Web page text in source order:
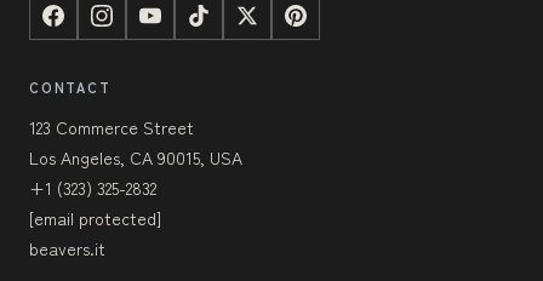
CONTACT
123 Commerce Street
Los Angeles, CA 90015, USA
+1 (323) 325-2832
[email protected]
beavers.it